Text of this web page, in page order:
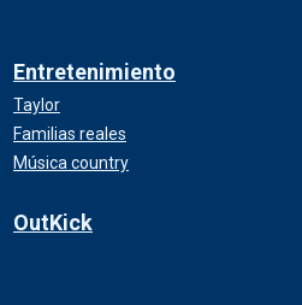
Entretenimiento
Taylor
Familias reales
Música country
OutKick